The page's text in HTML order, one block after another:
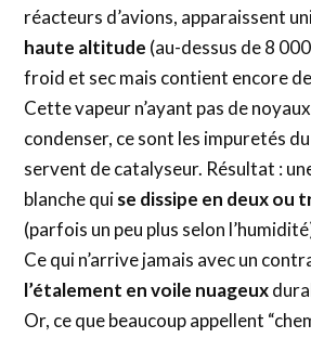
réacteurs d’avions, apparaissent
haute altitude (au-dessus de 8
froid et sec mais contient encore de
Cette vapeur n’ayant pas de
condenser, ce sont les impuretés
servent de catalyseur. Résultat :
blanche quise dissipe en deux ou
(parfois un peu plus selon
Ce qui n’arrive jamais avec un
l’étalement en voile nuageux
Or, ce que beaucoup appellent